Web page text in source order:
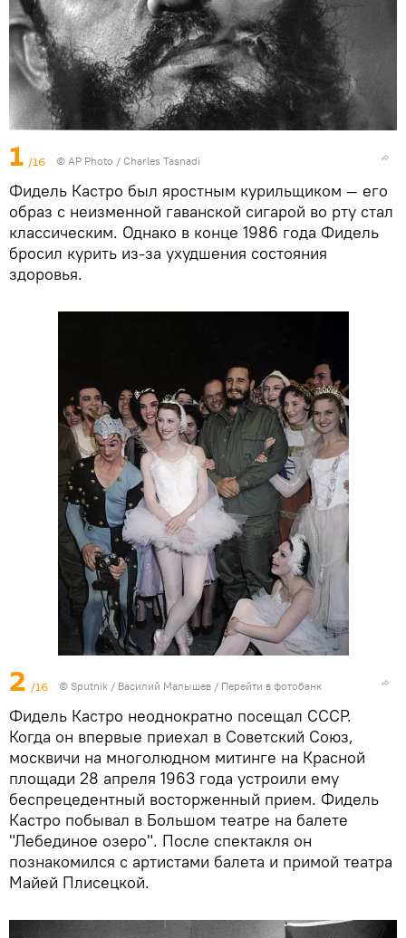
1 /16 © AP Photo / Charles Tasnadi
Фидель Кастро был яростным курильщиком — его
образ с неизменной гаванской сигарой во рту стал
классическим. Однако в конце 1986 года Фидель
бросил курить из-за ухудшения состояния
здоровья.
2 /16 © Sputnik / Василий Малышев / Перейти в фотобанк
Фидель Кастро неоднократно посещал СССР.
Когда он впервые приехал в Советский Союз,
москвичи на многолюдном митинге на Красной
площади 28 апреля 1963 года устроили ему
беспрецедентный восторженный прием. Фидель
Кастро побывал в Большом театре на балете
"Лебединое озеро". После спектакля он
познакомился с артистами балета и примой театра
Майей Плисецкой.